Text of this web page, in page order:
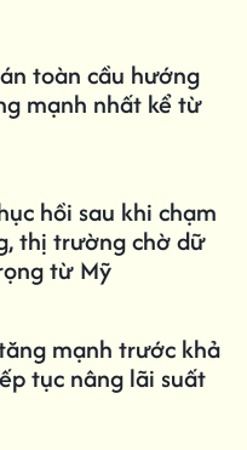
toàn cầu hướng
mạnh nhất kể từ
hồi sau khi chạm
thị trường chờ dữ
từ Mỹ
mạnh trước khả
tục nâng lãi suất